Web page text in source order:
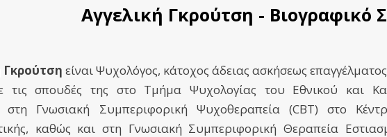
Αγγελική Γκρούτση - Βιογραφικό
Γκρούτση είναι Ψυχολόγος, κάτοχος άδειας ασκήσεως
τις σπουδές της στο Τμήμα Ψυχολογίας του Εθνικού και
στη Γνωσιακή Συμπεριφορική Ψυχοθεραπεία (CBT) στο
καθώς και στη Γνωσιακή Συμπεριφορική Θεραπεία